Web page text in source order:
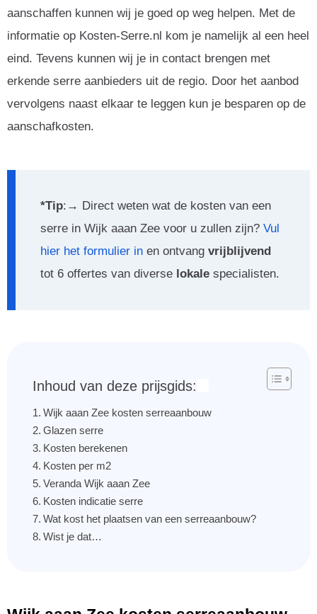
aanschaffen kunnen wij je goed op weg helpen. Met de
informatie op Kosten-Serre.nl kom je namelijk al een heel
eind. Tevens kunnen wij je in contact brengen met
erkende serre aanbieders uit de regio. Door het aanbod
vervolgens naast elkaar te leggen kun je besparen op de
aanschafkosten.
*Tip:→ Direct weten wat de kosten van een
serre in Wijk aaan Zee voor u zullen zijn? Vul
hier het formulier in en ontvang vrijblijvend
tot 6 offertes van diverse lokale specialisten.
Inhoud van deze prijsgids:
Wijk aaan Zee kosten serreaanbouw
Glazen serre
Kosten berekenen
Kosten per m2
Veranda Wijk aaan Zee
Kosten indicatie serre
Wat kost het plaatsen van een serreaanbouw?
Wist je dat…